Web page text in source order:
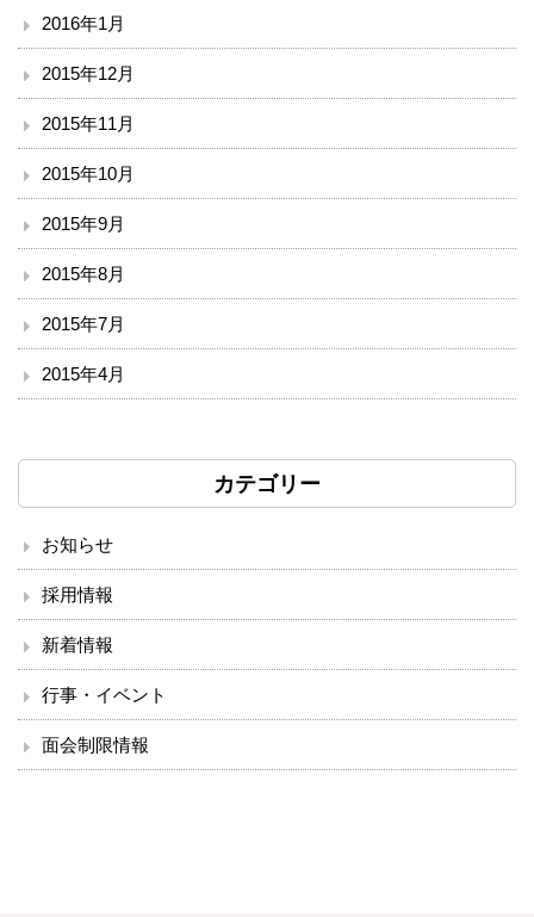
2016年1月
2015年12月
2015年11月
2015年10月
2015年9月
2015年8月
2015年7月
2015年4月
カテゴリー
お知らせ
採用情報
新着情報
行事・イベント
面会制限情報